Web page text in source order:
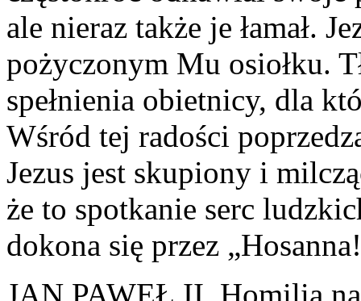
ale nieraz także je łamał.
pożyczonym Mu osiołku.
spełnienia obietnicy, dla
Wśród tej radości
Jezus jest skupiony i
że to spotkanie serc
dokona się przez